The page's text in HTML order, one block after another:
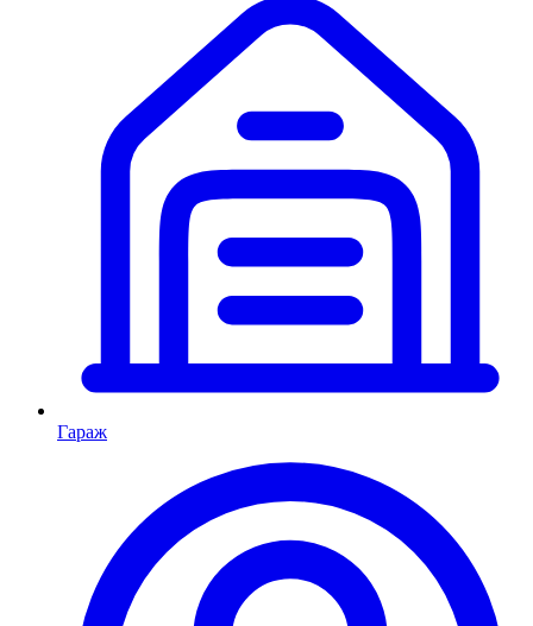
Гараж